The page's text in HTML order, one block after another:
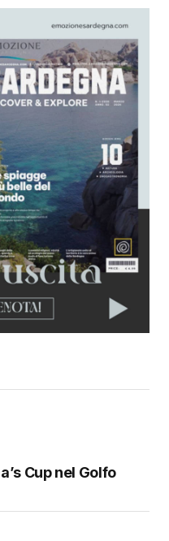
pubblicato. I
*
sito web in questo
che commento.
Cup nel Golfo